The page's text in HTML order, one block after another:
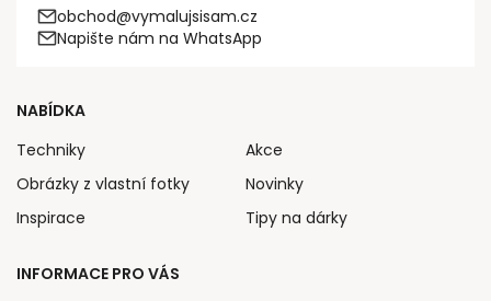
obchod@vymalujsisam.cz
Napište nám na WhatsApp
NABÍDKA
Techniky
Obrázky z vlastní fotky
Inspirace
Akce
Novinky
Tipy na dárky
INFORMACE PRO VÁS